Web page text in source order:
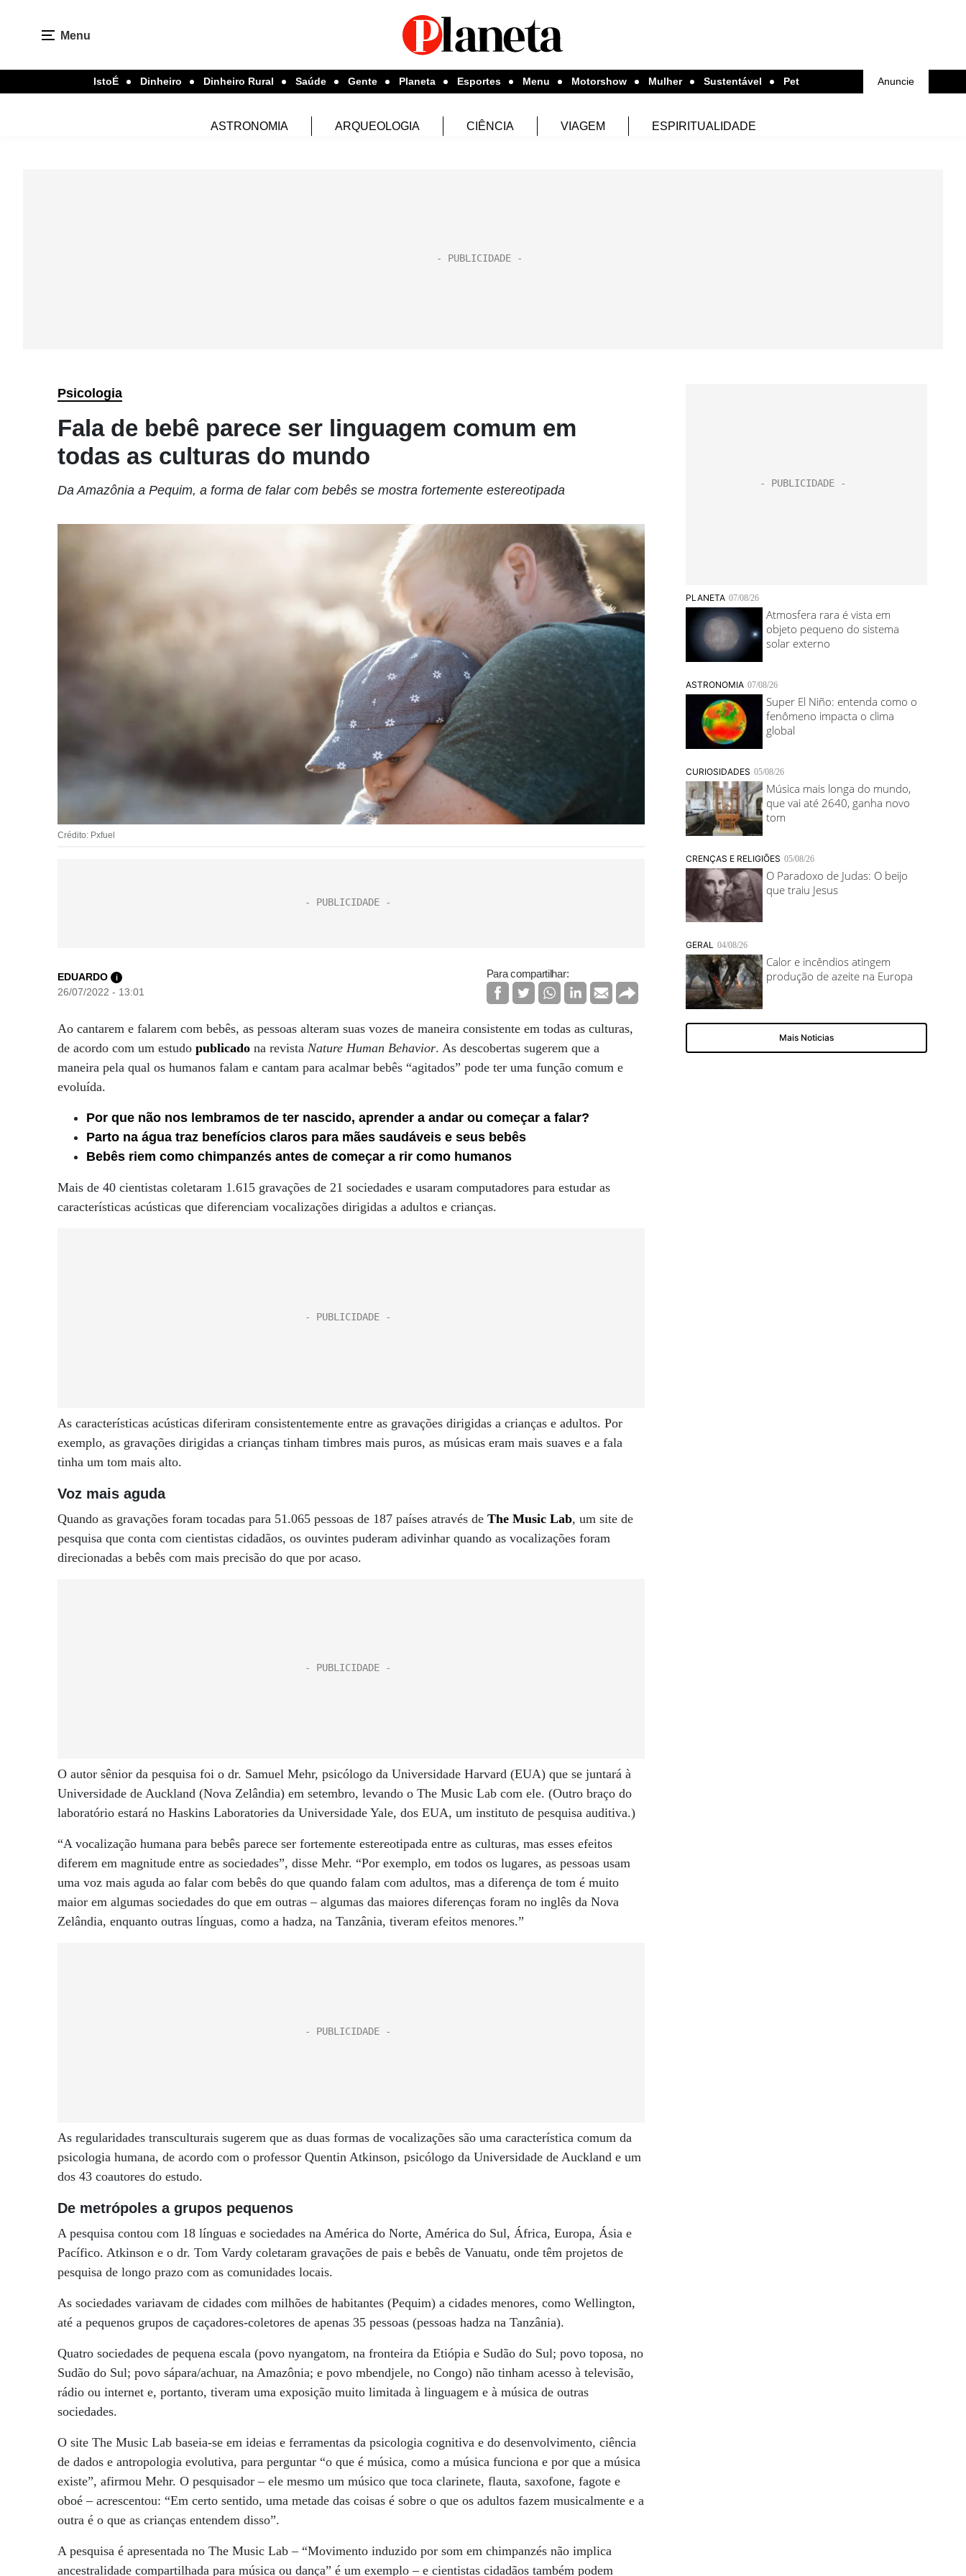
Menu
IstoÉ Dinheiro Dinheiro Rural Saúde Gente Planeta Esportes Menu Motorshow Mulher Sustentável Pet Anuncie
ASTRONOMIA ARQUEOLOGIA CIÊNCIA VIAGEM ESPIRITUALIDADE
Psicologia
Fala de bebê parece ser linguagem comum em
todas as culturas do mundo
Da Amazônia a Pequim, a forma de falar com bebês se mostra fortemente estereotipada
Crédito: Pxfuel
EDUARDO i
26/07/2022 - 13:01
Para compartilhar:
Ao cantarem e falarem com bebês, as pessoas alteram suas vozes de maneira consistente em todas as culturas,
de acordo com um estudo publicado na revista Nature Human Behavior. As descobertas sugerem que a
maneira pela qual os humanos falam e cantam para acalmar bebês “agitados” pode ter uma função comum e
evoluída.
Por que não nos lembramos de ter nascido, aprender a andar ou começar a falar?
Parto na água traz benefícios claros para mães saudáveis e seus bebês
Bebês riem como chimpanzés antes de começar a rir como humanos
Mais de 40 cientistas coletaram 1.615 gravações de 21 sociedades e usaram computadores para estudar as
características acústicas que diferenciam vocalizações dirigidas a adultos e crianças.
As características acústicas diferiram consistentemente entre as gravações dirigidas a crianças e adultos. Por
exemplo, as gravações dirigidas a crianças tinham timbres mais puros, as músicas eram mais suaves e a fala
tinha um tom mais alto.
Voz mais aguda
Quando as gravações foram tocadas para 51.065 pessoas de 187 países através de The Music Lab, um site de
pesquisa que conta com cientistas cidadãos, os ouvintes puderam adivinhar quando as vocalizações foram
direcionadas a bebês com mais precisão do que por acaso.
O autor sênior da pesquisa foi o dr. Samuel Mehr, psicólogo da Universidade Harvard (EUA) que se juntará à
Universidade de Auckland (Nova Zelândia) em setembro, levando o The Music Lab com ele. (Outro braço do
laboratório estará no Haskins Laboratories da Universidade Yale, dos EUA, um instituto de pesquisa auditiva.)
“A vocalização humana para bebês parece ser fortemente estereotipada entre as culturas, mas esses efeitos
diferem em magnitude entre as sociedades”, disse Mehr. “Por exemplo, em todos os lugares, as pessoas usam
uma voz mais aguda ao falar com bebês do que quando falam com adultos, mas a diferença de tom é muito
maior em algumas sociedades do que em outras – algumas das maiores diferenças foram no inglês da Nova
Zelândia, enquanto outras línguas, como a hadza, na Tanzânia, tiveram efeitos menores.”
As regularidades transculturais sugerem que as duas formas de vocalizações são uma característica comum da
psicologia humana, de acordo com o professor Quentin Atkinson, psicólogo da Universidade de Auckland e um
dos 43 coautores do estudo.
De metrópoles a grupos pequenos
A pesquisa contou com 18 línguas e sociedades na América do Norte, América do Sul, África, Europa, Ásia e
Pacífico. Atkinson e o dr. Tom Vardy coletaram gravações de pais e bebês de Vanuatu, onde têm projetos de
pesquisa de longo prazo com as comunidades locais.
As sociedades variavam de cidades com milhões de habitantes (Pequim) a cidades menores, como Wellington,
até a pequenos grupos de caçadores-coletores de apenas 35 pessoas (pessoas hadza na Tanzânia).
Quatro sociedades de pequena escala (povo nyangatom, na fronteira da Etiópia e Sudão do Sul; povo toposa, no
Sudão do Sul; povo sápara/achuar, na Amazônia; e povo mbendjele, no Congo) não tinham acesso à televisão,
rádio ou internet e, portanto, tiveram uma exposição muito limitada à linguagem e à música de outras
sociedades.
O site The Music Lab baseia-se em ideias e ferramentas da psicologia cognitiva e do desenvolvimento, ciência
de dados e antropologia evolutiva, para perguntar “o que é música, como a música funciona e por que a música
existe”, afirmou Mehr. O pesquisador – ele mesmo um músico que toca clarinete, flauta, saxofone, fagote e
oboé – acrescentou: “Em certo sentido, uma metade das coisas é sobre o que os adultos fazem musicalmente e a
outra é o que as crianças entendem disso”.
A pesquisa é apresentada no The Music Lab – “Movimento induzido por som em chimpanzés não implica
ancestralidade compartilhada para música ou dança” é um exemplo – e cientistas cidadãos também podem